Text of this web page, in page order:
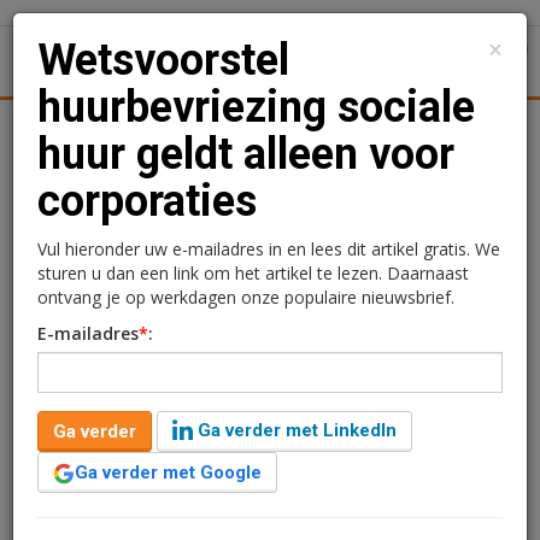
Nieuws Achtergronden
Wetsvoorstel
huurbevriezing sociale
huur geldt alleen voor
corporaties
Redactie
16 mei 2025 om 17:23
één jaar geleden aangepast
2 minuten leestijd
Het wetsvoorstel om de sociale huren in 2025 en 2026
×
Wetsvoorstel
huurbevriezing sociale
huur geldt alleen voor
corporaties
Vul hieronder uw e-mailadres in en lees dit artikel gratis. We
sturen u dan een link om het artikel te lezen. Daarnaast
ontvang je op werkdagen onze populaire nieuwsbrief.
E-mailadres*:
Ga verder
Ga verder met LinkedIn
Ga verder met Google